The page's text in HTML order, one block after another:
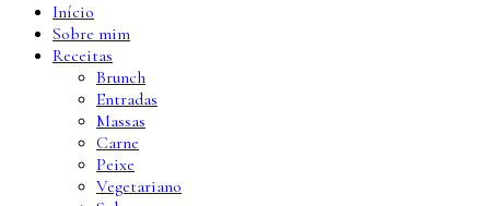
Início
Sobre mim
Receitas
Brunch
Entradas
Massas
Carne
Peixe
Vegetariano